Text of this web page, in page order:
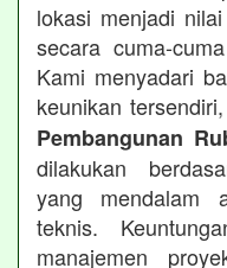
lokasi menjadi
secara cuma-
Kami menyadari
keunikan
Pembangunan
dilakukan
yang mendalam
teknis.
manajemen